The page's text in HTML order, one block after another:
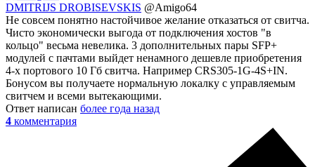
DMITRIJS DROBISEVSKIS @Amigo64
Не совсем понятно настойчивое желание отказаться от свитча.
Чисто экономически выгода от подключения хостов "в
кольцо" весьма невелика. 3 дополнительных пары SFP+
модулей с пачтами выйдет ненамного дешевле приобретения
4-х портового 10 Гб свитча. Например CRS305-1G-4S+IN.
Бонусом вы получаете нормальную локалку с управляемым
свитчем и всеми вытекающими.
Ответ написан более года назад
4 комментария